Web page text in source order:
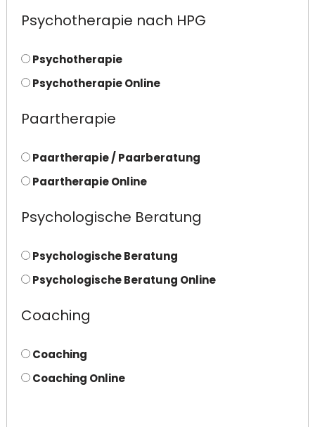
Psychotherapie nach HPG
Psychotherapie
Psychotherapie Online
Paartherapie
Paartherapie / Paarberatung
Paartherapie Online
Psychologische Beratung
Psychologische Beratung
Psychologische Beratung Online
Coaching
Coaching
Coaching Online